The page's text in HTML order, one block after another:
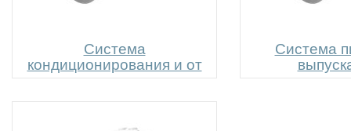
Система
кондиционирования и от
Система